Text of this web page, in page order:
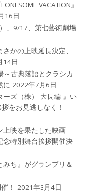
VACATION』
16日
」9/17、第七藝術劇場
かの上映延長決定、
14日
古典落語とクラシカ
に 2022年7月6日
ズ（株）-大長編-』い
をお見逃しなく！
上映を果たした映画
念特別舞台挨拶開催決
ち』がグランプリ＆
！
2021年3月4日